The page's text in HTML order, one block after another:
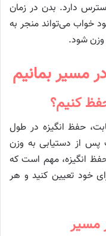
دارد. بدن در زمان
خواب می‌تواند منجر به
شود.
مسیر بمانیم
کنیم؟
حفظ انگیزه در طول
پس از دستیابی به وزن
انگیزه، مهم است که
خود تعیین کنید و هر
مسیر